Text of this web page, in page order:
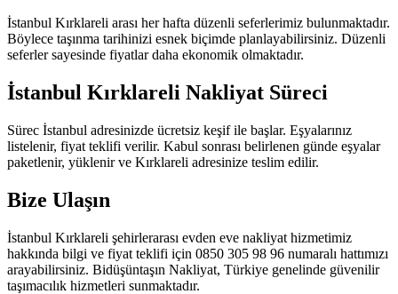
İstanbul Kırklareli arası her hafta düzenli seferlerimiz bulunmaktadır.
Böylece taşınma tarihinizi esnek biçimde planlayabilirsiniz. Düzenli
seferler sayesinde fiyatlar daha ekonomik olmaktadır.
İstanbul Kırklareli Nakliyat Süreci
Sürec İstanbul adresinizde ücretsiz keşif ile başlar. Eşyalarınız
listelenir, fiyat teklifi verilir. Kabul sonrası belirlenen günde eşyalar
paketlenir, yüklenir ve Kırklareli adresinize teslim edilir.
Bize Ulaşın
İstanbul Kırklareli şehirlerarası evden eve nakliyat hizmetimiz
hakkında bilgi ve fiyat teklifi için 0850 305 98 96 numaralı hattımızı
arayabilirsiniz. Bidüşüntaşın Nakliyat, Türkiye genelinde güvenilir
taşımacılık hizmetleri sunmaktadır.